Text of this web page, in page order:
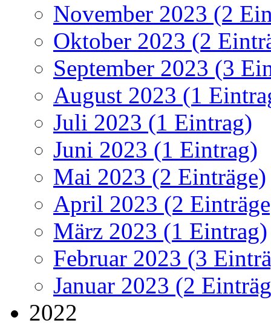
November 2023 (2
Oktober 2023 (2
September 2023 (3
August 2023 (1
Juli 2023 (1 Eintrag)
Juni 2023 (1 Eintrag)
Mai 2023 (2 Einträge)
April 2023 (2
März 2023 (1 Eintrag)
Februar 2023 (3
Januar 2023 (2
2022